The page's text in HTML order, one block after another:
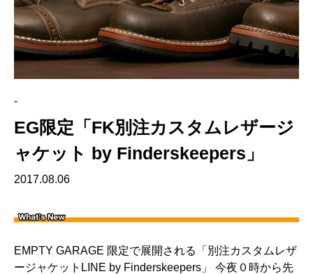
-
EG限定「FK別注カスタムレザージ
ャケット by Finderskeepers」
2017.08.06
EMPTY GARAGE 限定で展開される「別注カスタムレザ
ージャケットLINE by Finderskeepers」 今夜０時から先